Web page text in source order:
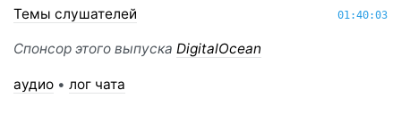
01:40:03
Темы слушателей
Спонсор этого выпуска DigitalOcean
аудио • лог чата